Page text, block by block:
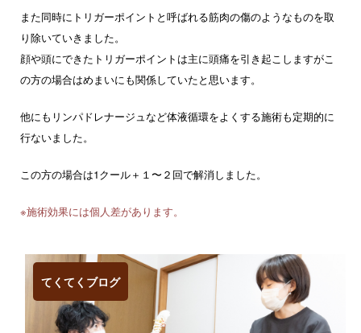
また同時にトリガーポイントと呼ばれる筋肉の傷のようなものを取
り除いていきました。
顔や頭にできたトリガーポイントは主に頭痛を引き起こしますがこ
の方の場合はめまいにも関係していたと思います。
他にもリンパドレナージュなど体液循環をよくする施術も定期的に
行ないました。
この方の場合は1クール＋１〜２回で解消しました。
※施術効果には個人差があります。
てくてくブログ